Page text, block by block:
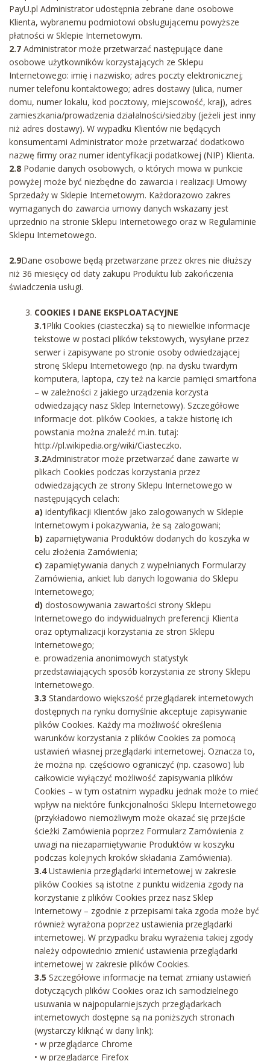
PayU.pl Administrator udostępnia zebrane dane osobowe
Klienta, wybranemu podmiotowi obsługującemu powyższe
płatności w Sklepie Internetowym.
2.7 Administrator może przetwarzać następujące dane
osobowe użytkowników korzystających ze Sklepu
Internetowego: imię i nazwisko; adres poczty elektronicznej;
numer telefonu kontaktowego; adres dostawy (ulica, numer
domu, numer lokalu, kod pocztowy, miejscowość, kraj), adres
zamieszkania/prowadzenia działalności/siedziby (jeżeli jest inny
niż adres dostawy). W wypadku Klientów nie będących
konsumentami Administrator może przetwarzać dodatkowo
nazwę firmy oraz numer identyfikacji podatkowej (NIP) Klienta.
2.8 Podanie danych osobowych, o których mowa w punkcie
powyżej może być niezbędne do zawarcia i realizacji Umowy
Sprzedaży w Sklepie Internetowym. Każdorazowo zakres
wymaganych do zawarcia umowy danych wskazany jest
uprzednio na stronie Sklepu Internetowego oraz w Regulaminie
Sklepu Internetowego.
2.9Dane osobowe będą przetwarzane przez okres nie dłuższy
niż 36 miesięcy od daty zakupu Produktu lub zakończenia
świadczenia usługi.
COOKIES I DANE EKSPLOATACYJNE
3.1Pliki Cookies (ciasteczka) są to niewielkie informacje
tekstowe w postaci plików tekstowych, wysyłane przez
serwer i zapisywane po stronie osoby odwiedzającej
stronę Sklepu Internetowego (np. na dysku twardym
komputera, laptopa, czy też na karcie pamięci smartfona
– w zależności z jakiego urządzenia korzysta
odwiedzający nasz Sklep Internetowy). Szczegółowe
informacje dot. plików Cookies, a także historię ich
powstania można znaleźć m.in. tutaj:
http://pl.wikipedia.org/wiki/Ciasteczko.
3.2Administrator może przetwarzać dane zawarte w
plikach Cookies podczas korzystania przez
odwiedzających ze strony Sklepu Internetowego w
następujących celach:
a) identyfikacji Klientów jako zalogowanych w Sklepie
Internetowym i pokazywania, że są zalogowani;
b) zapamiętywania Produktów dodanych do koszyka w
celu złożenia Zamówienia;
c) zapamiętywania danych z wypełnianych Formularzy
Zamówienia, ankiet lub danych logowania do Sklepu
Internetowego;
d) dostosowywania zawartości strony Sklepu
Internetowego do indywidualnych preferencji Klienta
oraz optymalizacji korzystania ze stron Sklepu
Internetowego;
e. prowadzenia anonimowych statystyk
przedstawiających sposób korzystania ze strony Sklepu
Internetowego.
3.3 Standardowo większość przeglądarek internetowych
dostępnych na rynku domyślnie akceptuje zapisywanie
plików Cookies. Każdy ma możliwość określenia
warunków korzystania z plików Cookies za pomocą
ustawień własnej przeglądarki internetowej. Oznacza to,
że można np. częściowo ograniczyć (np. czasowo) lub
całkowicie wyłączyć możliwość zapisywania plików
Cookies – w tym ostatnim wypadku jednak może to mieć
wpływ na niektóre funkcjonalności Sklepu Internetowego
(przykładowo niemożliwym może okazać się przejście
ścieżki Zamówienia poprzez Formularz Zamówienia z
uwagi na niezapamiętywanie Produktów w koszyku
podczas kolejnych kroków składania Zamówienia).
3.4Ustawienia przeglądarki internetowej w zakresie
plików Cookies są istotne z punktu widzenia zgody na
korzystanie z plików Cookies przez nasz Sklep
Internetowy – zgodnie z przepisami taka zgoda może być
również wyrażona poprzez ustawienia przeglądarki
internetowej. W przypadku braku wyrażenia takiej zgody
należy odpowiednio zmienić ustawienia przeglądarki
internetowej w zakresie plików Cookies.
3.5 Szczegółowe informacje na temat zmiany ustawień
dotyczących plików Cookies oraz ich samodzielnego
usuwania w najpopularniejszych przeglądarkach
internetowych dostępne są na poniższych stronach
(wystarczy kliknąć w dany link):
• w przeglądarce Chrome
• w przeglądarce Firefox